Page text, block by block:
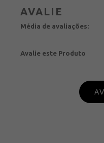
Média de avaliações:
Avalie este Produto